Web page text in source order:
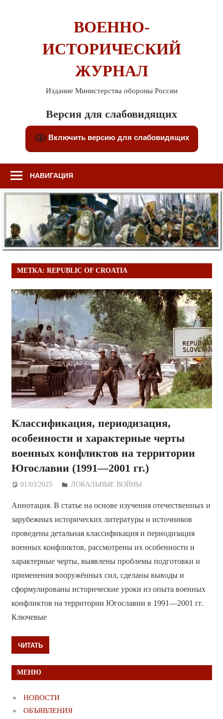
ВОЕННО-
ИСТОРИЧЕСКИЙ
ЖУРНАЛ
Издание Министерства обороны России
Версия для слабовидящих
Включить версию для слабовидящих
НАВИГАЦИЯ
МЕТКА: REPUBLIC OF CROATIA
Классификация, периодизация,
особенности и характерные черты
военных конфликтов на территории
Югославии (1991—2001 гг.)
01/03/2025 Дежурный по Редакции
ЛОКАЛЬНЫЕ ВОЙНЫ
Аннотация. В статье на основе изучения отечественных и
зарубежных исторических литературы и источников
проведены детальная классификация и периодизация
военных конфликтов, рассмотрены их особенности и
характерные черты, выявлены проблемы подготовки и
применения вооружённых сил, сделаны выводы и
сформулированы исторические уроки из опыта военных
конфликтов на территории Югославии в 1991—2001 гг.
Ключевые
ЧИТАТЬ
МЕНЮ
НОВОСТИ
ОБЪЯВЛЕНИЯ